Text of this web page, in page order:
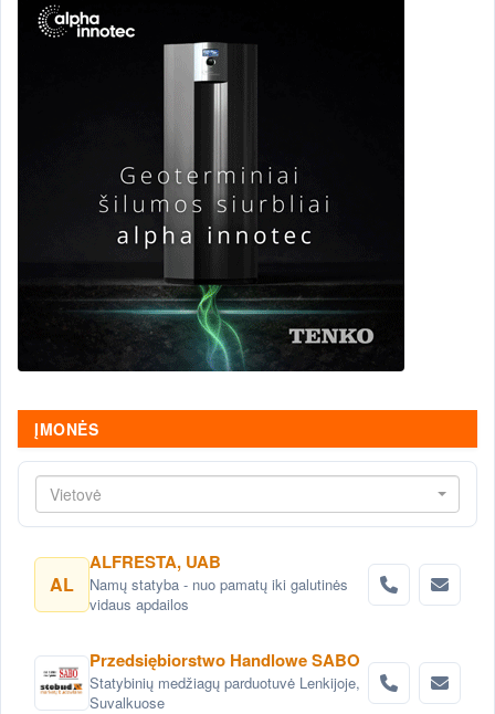
ĮMONĖS
Vietovė
AL
ALFRESTA, UAB
Namų statyba - nuo pamatų iki galutinės
vidaus apdailos
Przedsiębiorstwo Handlowe SABO
Statybinių medžiagų parduotuvė Lenkijoje,
Suvalkuose